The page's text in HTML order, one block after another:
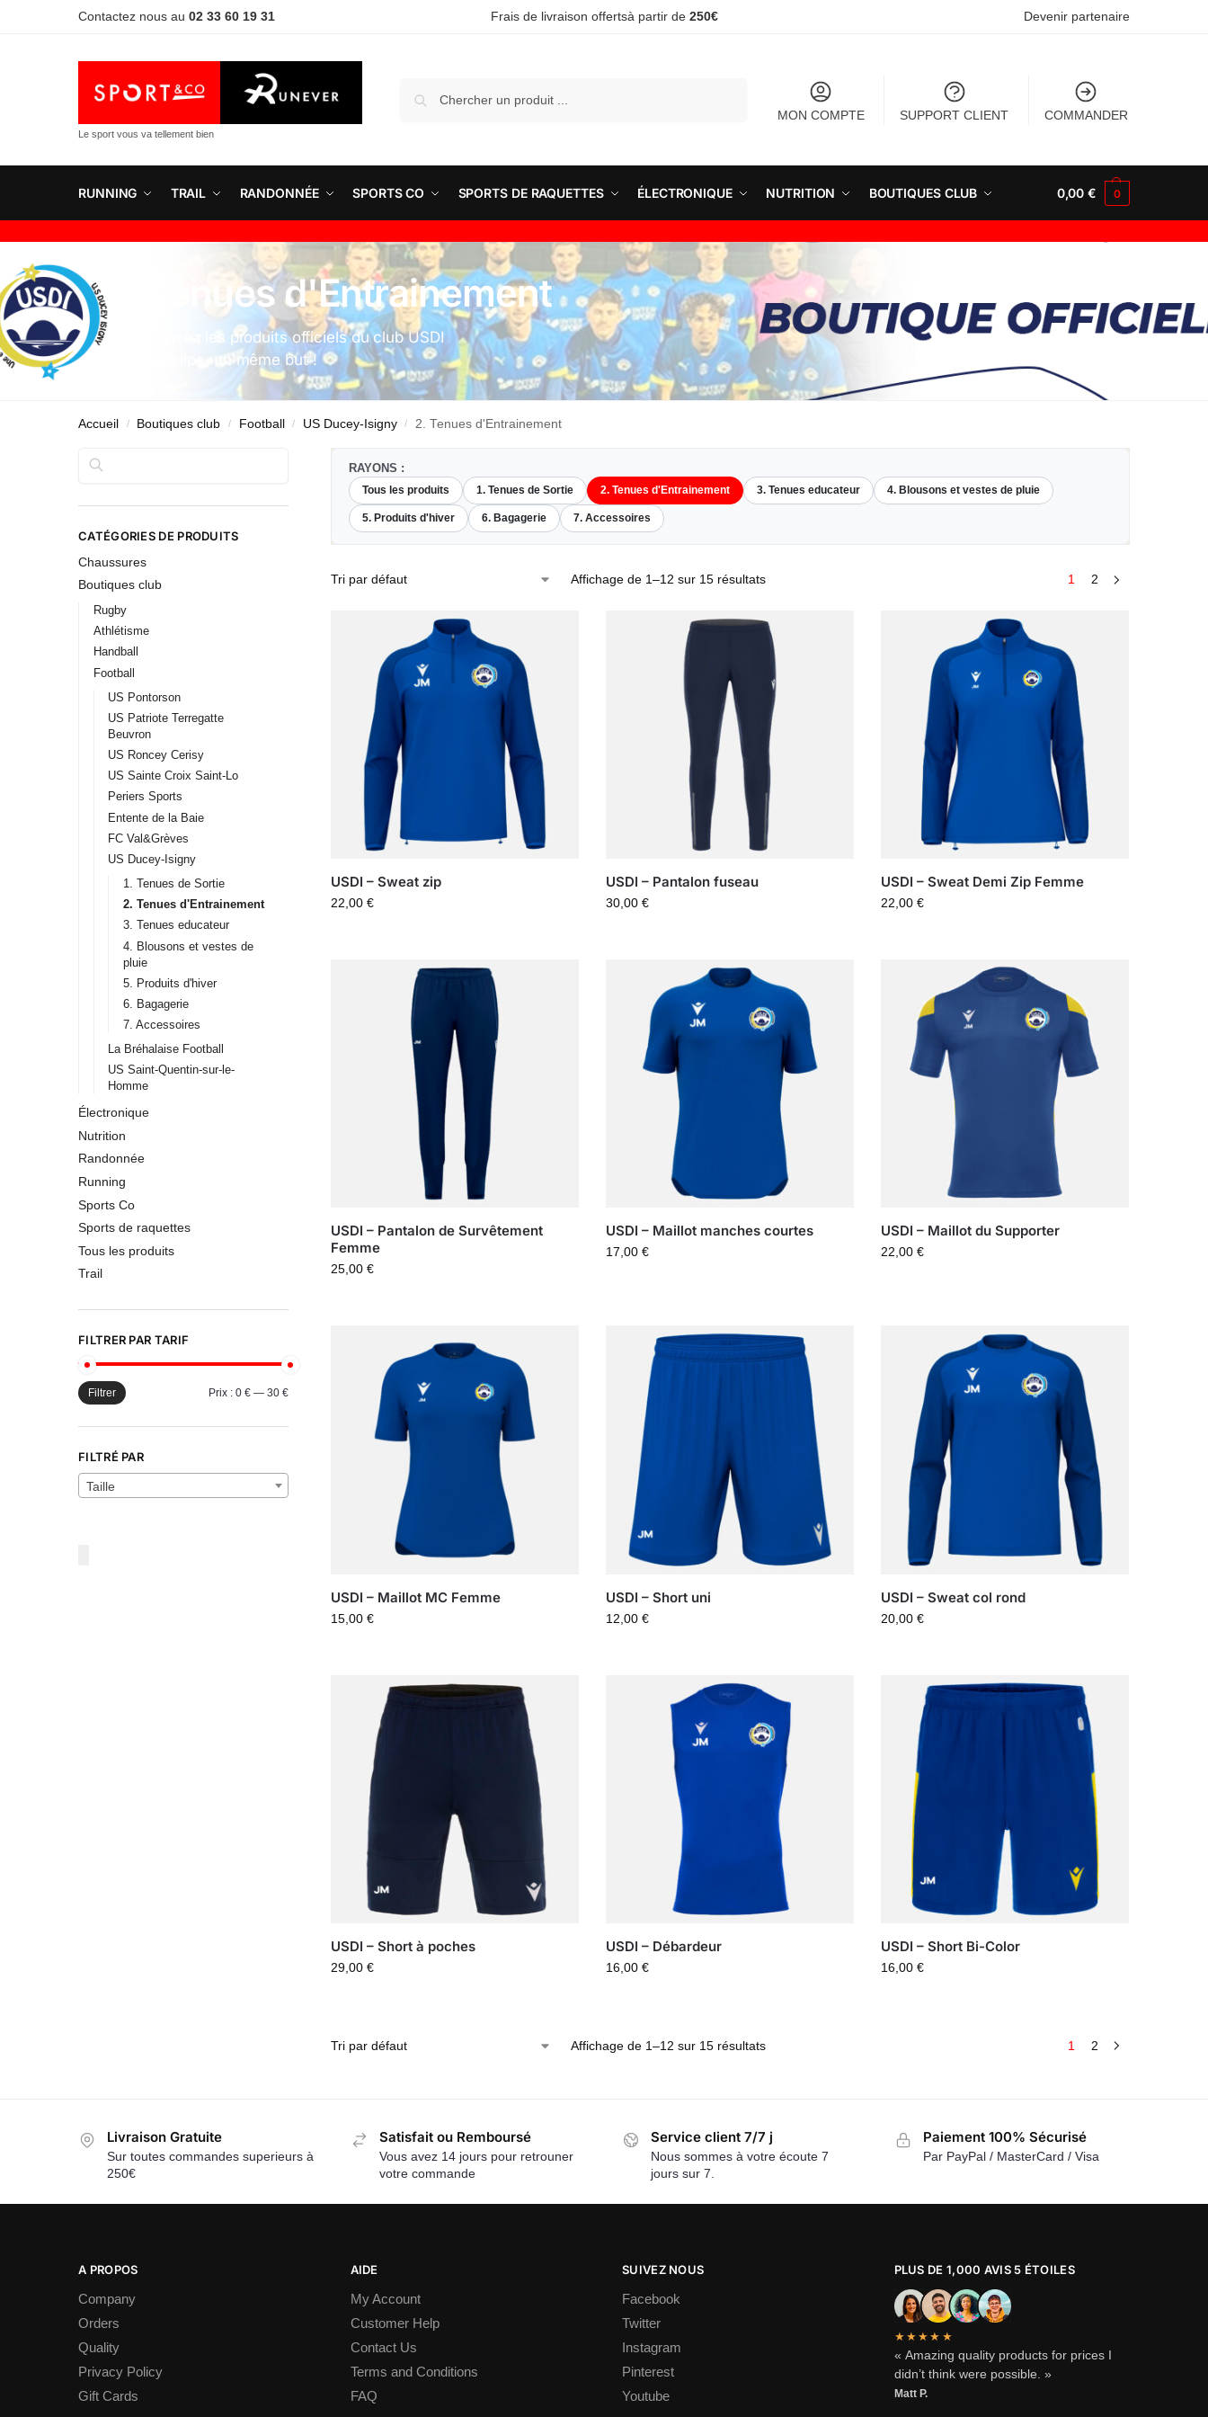
Contactez nous au 02 33 60 19 31 Frais de livraison offertsà partir de 250€ Devenir partenaire
Le sport vous va tellement bien
MON COMPTE
SUPPORT CLIENT COMMANDER
RUNNING TRAIL RANDONNÉE SPORTS CO SPORTS DE RAQUETTES ÉLECTRONIQUE NUTRITION BOUTIQUES CLUB 0,00€ 0
2. Tenues d'Entrainement
Découvrez les produits officiels du club USDI
Une équipe, un même but !
Accueil / Boutiques club / Football / US Ducey-Isigny / 2. Tenues d'Entrainement
RAYONS :
Tous les produits
1. Tenues de Sortie 2. Tenues d'Entrainement 3. Tenues educateur 4. Blousons et vestes de pluie
5. Produits d'hiver 6. Bagagerie 7. Accessoires
Affichage de 1–12 sur 15 résultats 1 2
USDI – Sweat zip
22,00 €
USDI – Pantalon fuseau
30,00 €
USDI – Sweat Demi Zip Femme
22,00€
USDI – Pantalon de Survêtement
Femme
25,00 €
USDI – Maillot manches courtes
17,00 €
USDI – Maillot du Supporter
22,00€
USDI – Maillot MC Femme
15,00 €
USDI – Short uni
12,00 €
USDI – Sweat col rond
20,00€
USDI – Short à poches
29,00 €
USDI – Débardeur
16,00 €
USDI – Short Bi-Color
16,00€
Affichage de 1–12 sur 15 résultats 1 2
CATÉGORIES DE PRODUITS
Chaussures
Boutiques club
Rugby
Athlétisme
Handball
Football
US Pontorson
US Patriote Terregatte
Beuvron
US Roncey Cerisy
US Sainte Croix Saint-Lo
Periers Sports
Entente de la Baie
FC Val&Grèves
US Ducey-Isigny
1. Tenues de Sortie
2. Tenues d'Entrainement
3. Tenues educateur
4. Blousons et vestes de
pluie
5. Produits d'hiver
6. Bagagerie
7. Accessoires
La Bréhalaise Football
US Saint-Quentin-sur-le-
Homme
Électronique
Nutrition
Randonnée
Running
Sports Co
Sports de raquettes
Tous les produits
Trail
FILTRER PAR TARIF
Filtrer Prix : 0 € — 30 €
FILTRÉ PAR
Taille
Livraison Gratuite
Sur toutes commandes superieurs à
250€
Satisfait ou Remboursé
Vous avez 14 jours pour retrouner
votre commande
Service client 7/7 j
Nous sommes à votre écoute 7
jours sur 7.
Paiement 100% Sécurisé
Par PayPal / MasterCard / Visa
A PROPOS
Company
Orders
Quality
Privacy Policy
Gift Cards
AIDE
My Account
Customer Help
Contact Us
Terms and Conditions
FAQ
SUIVEZ NOUS
Facebook
Twitter
Instagram
Pinterest
Youtube
PLUS DE 1,000 AVIS 5 ÉTOILES
★★★★★
« Amazing quality products for prices I
didn’t think were possible. »
Matt P.